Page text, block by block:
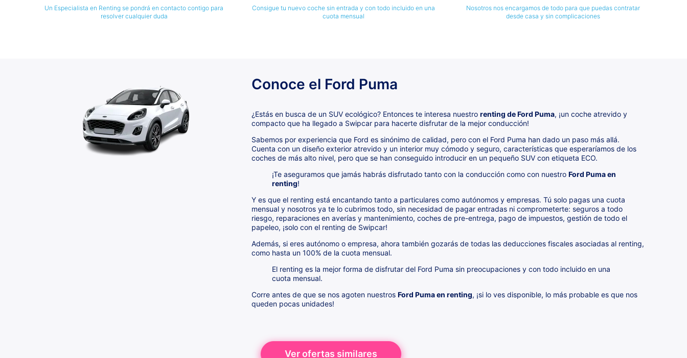
Un Especialista en Renting se pondrá en contacto contigo para
resolver cualquier duda
Consigue tu nuevo coche sin entrada y con todo incluido en una
cuota mensual
Nosotros nos encargamos de todo para que puedas contratar
desde casa y sin complicaciones
Conoce el Ford Puma
¿Estás en busca de un SUV ecológico? Entonces te interesa nuestro renting de Ford Puma, ¡un coche atrevido y
compacto que ha llegado a Swipcar para hacerte disfrutar de la mejor conducción!
Sabemos por experiencia que Ford es sinónimo de calidad, pero con el Ford Puma han dado un paso más allá.
Cuenta con un diseño exterior atrevido y un interior muy cómodo y seguro, características que esperaríamos de los
coches de más alto nivel, pero que se han conseguido introducir en un pequeño SUV con etiqueta ECO.
¡Te aseguramos que jamás habrás disfrutado tanto con la conducción como con nuestro Ford Puma en
renting!
Y es que el renting está encantando tanto a particulares como autónomos y empresas. Tú solo pagas una cuota
mensual y nosotros ya te lo cubrimos todo, sin necesidad de pagar entradas ni comprometerte: seguros a todo
riesgo, reparaciones en averías y mantenimiento, coches de pre-entrega, pago de impuestos, gestión de todo el
papeleo, ¡solo con el renting de Swipcar!
Además, si eres autónomo o empresa, ahora también gozarás de todas las deducciones fiscales asociadas al renting,
como hasta un 100% de la cuota mensual.
El renting es la mejor forma de disfrutar del Ford Puma sin preocupaciones y con todo incluido en una
cuota mensual.
Corre antes de que se nos agoten nuestros Ford Puma en renting, ¡si lo ves disponible, lo más probable es que nos
queden pocas unidades!
Ver ofertas similares